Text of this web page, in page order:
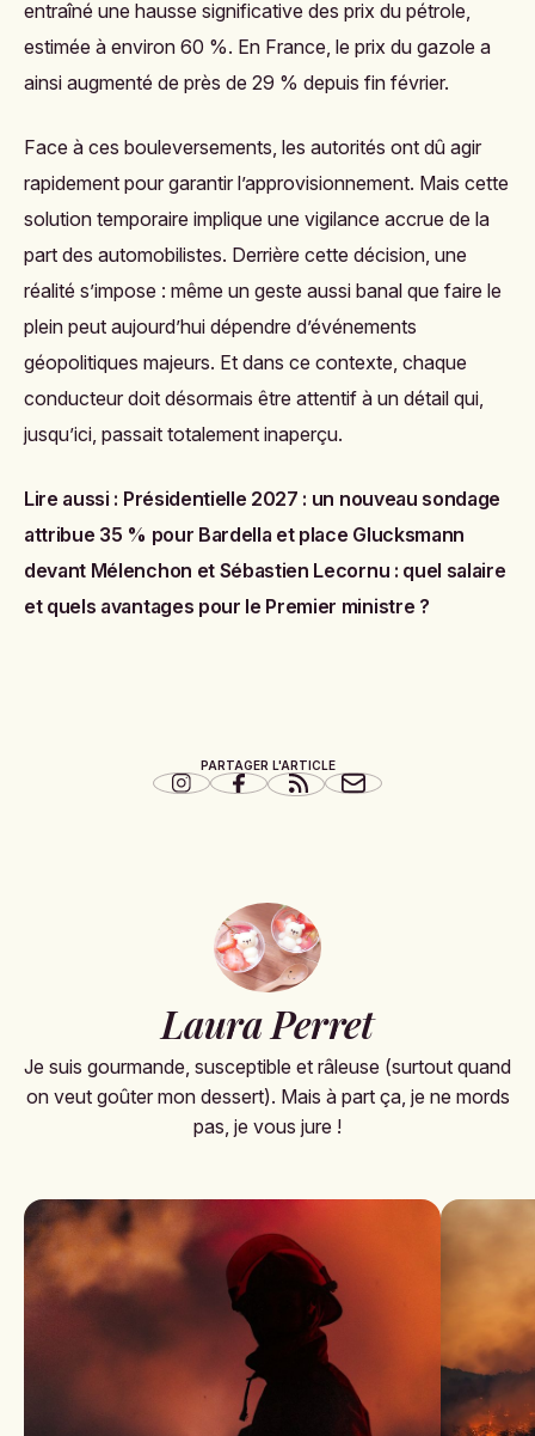
entraîné une hausse significative des prix du pétrole,
estimée à environ 60 %. En France, le prix du gazole a
ainsi augmenté de près de 29 % depuis fin février.
Face à ces bouleversements, les autorités ont dû agir
rapidement pour garantir l’approvisionnement. Mais cette
solution temporaire implique une vigilance accrue de la
part des automobilistes. Derrière cette décision, une
réalité s’impose : même un geste aussi banal que faire le
plein peut aujourd’hui dépendre d’événements
géopolitiques majeurs. Et dans ce contexte, chaque
conducteur doit désormais être attentif à un détail qui,
jusqu’ici, passait totalement inaperçu.
Lire aussi : Présidentielle 2027 : un nouveau sondage
attribue 35 % pour Bardella et place Glucksmann
devant Mélenchon et Sébastien Lecornu : quel salaire
et quels avantages pour le Premier ministre ?
PARTAGER L'ARTICLE
Laura Perret
Je suis gourmande, susceptible et râleuse (surtout quand
on veut goûter mon dessert). Mais à part ça, je ne mords
pas, je vous jure !